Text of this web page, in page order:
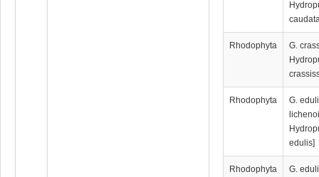
Rhodophyta
G.
Rhodophyta
G.
edulis]
Rhodophyta
G.